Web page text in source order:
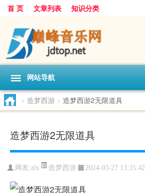
首 页 文章列表 知识分类
网站导航
> 造梦西游 > 造梦西游2无限道具
造梦西游2无限道具
网友:zlx 造梦西游 2024-03-27 13:35:42